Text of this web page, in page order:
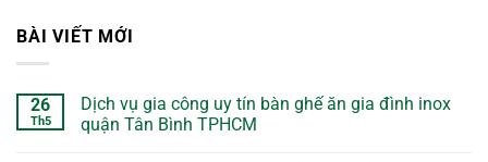
BÀI VIẾT MỚI
26
Th5
Dịch vụ gia công uy tín bàn ghế ăn gia đình inox
quận Tân Bình TPHCM